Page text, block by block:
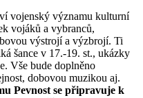
vojenský významu kulturní
vojáků a vybranců,
výstrojí a výzbrojí. Ti
šance v 17.-19. st., ukázky
Vše bude doplněno
dobovou muzikou aj.
Pevnost se připravuje k